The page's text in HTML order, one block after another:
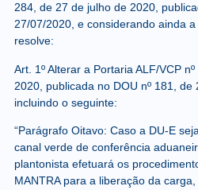
284, de 27 de julho de 2020,
27/07/2020, e considerando ainda
resolve:
Art. 1º Alterar a Portaria ALF/VCP
2020, publicada no DOU nº 181, de
incluindo o seguinte:
“Parágrafo Oitavo: Caso a DU-E
canal verde de conferência
plantonista efetuará os
MANTRA para a liberação da